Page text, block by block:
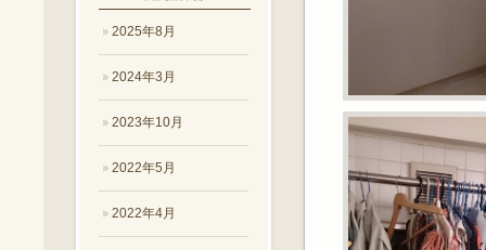
2025年8月
2024年3月
2023年10月
2022年5月
2022年4月